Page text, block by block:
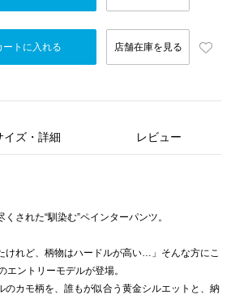
ートに入れる 店舗在庫を見る
イズ・詳細 レビュー
された“馴染む”ペインターパンツ。
けれど、柄物はハードルが高い…」そんな方にこ
ントリーモデルが登場。
のカモ柄を、誰もが似合う黄金シルエットと、納